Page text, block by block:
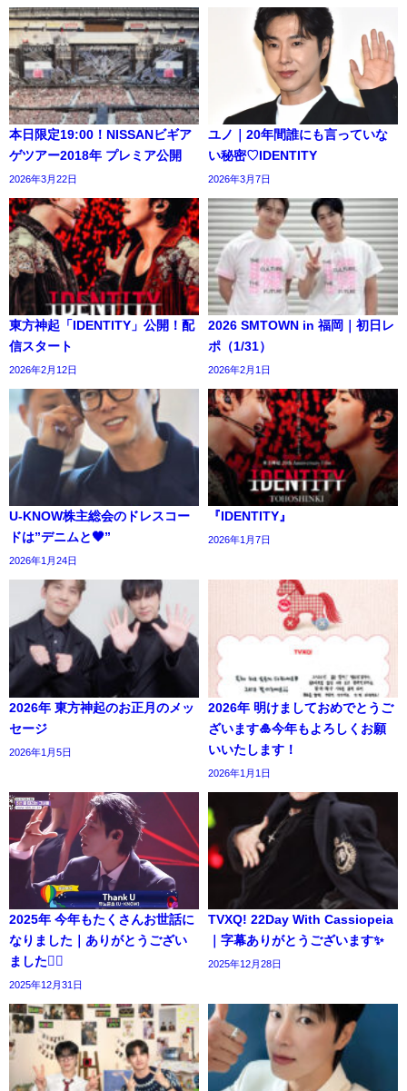
本日限定19:00！NISSANビギア
ゲツアー2018年 プレミア公開
2026年3月22日
ユノ｜20年間誰にも言っていな
い秘密♡IDENTITY
2026年3月7日
東方神起「IDENTITY」公開！配
信スタート
2026年2月12日
2026 SMTOWN in 福岡｜初日レ
ポ（1/31）
2026年2月1日
U-KNOW株主総会のドレスコー
ドは”デニムと🖤”
2026年1月24日
『IDENTITY』
2026年1月7日
2026年 東方神起のお正月のメッ
セージ
2026年1月5日
2026年 明けましておめでとうご
ざいます🎍今年もよろしくお願
いいたします！
2026年1月1日
2025年 今年もたくさんお世話に
なりました｜ありがとうござい
ました🙇‍♀️
2025年12月31日
TVXQ! 22Day With Cassiopeia
｜字幕ありがとうございます✨️
2025年12月28日